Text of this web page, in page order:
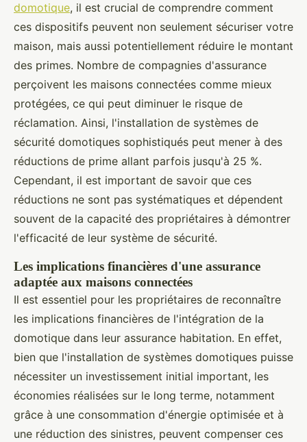
domotique, il est crucial de comprendre comment
ces dispositifs peuvent non seulement sécuriser votre
maison, mais aussi potentiellement réduire le montant
des primes. Nombre de compagnies d'assurance
perçoivent les maisons connectées comme mieux
protégées, ce qui peut diminuer le risque de
réclamation. Ainsi, l'installation de systèmes de
sécurité domotiques sophistiqués peut mener à des
réductions de prime allant parfois jusqu'à 25 %.
Cependant, il est important de savoir que ces
réductions ne sont pas systématiques et dépendent
souvent de la capacité des propriétaires à démontrer
l'efficacité de leur système de sécurité.
Les implications financières d'une assurance
adaptée aux maisons connectées
Il est essentiel pour les propriétaires de reconnaître
les implications financières de l'intégration de la
domotique dans leur assurance habitation. En effet,
bien que l'installation de systèmes domotiques puisse
nécessiter un investissement initial important, les
économies réalisées sur le long terme, notamment
grâce à une consommation d'énergie optimisée et à
une réduction des sinistres, peuvent compenser ces